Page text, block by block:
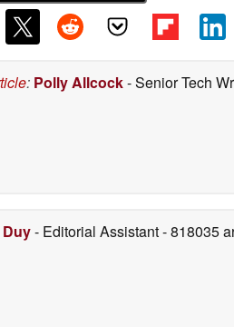
: Polly Allcock- Senior Tech
- Editorial Assistant- 818035